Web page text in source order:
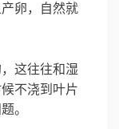
卵，自然就
这往往和湿
不浇到叶片
。